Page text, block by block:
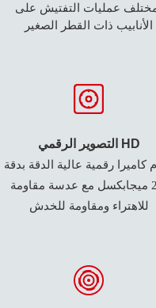
عمليات التفتيش على
الأنابيب ذات القطر الصغير
التصوير الرقمي HD
كاميرا رقمية عالية الدقة بدقة
2.1 ميجابكسل مع عدسة مقاومة
للاهتراء ومقاومة للخدش